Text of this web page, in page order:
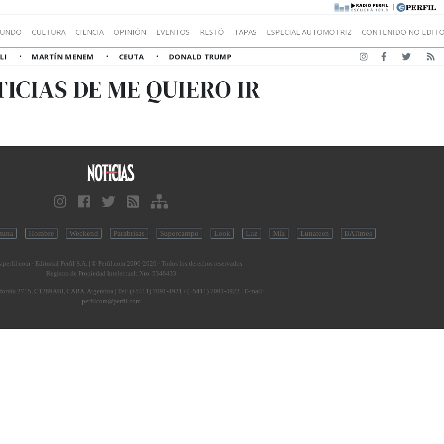
|
CULTURA CIENCIA OPINIÓN EVENTOS RESTÓ TAPAS ESPECIAL AUTOMOTRIZ CONTENIDO NO
MARTÍN MENEM CEUTA DONALD TRUMP
DE ME QUIERO IR
Hombre Weekend Parabrisas Supercampo Look Luz Mía Lunateen BATimes
- Editorial Perfil S.A. | © Perfil.com 2006-2026 - Todos los derechos reservados
Registro de Propiedad Intelectual: Nro. 5346433
2715, C1289ABI, CABA, Argentina | Tel: (+5411) 7091-4921 / (+5411) 7091-4922 | E-mail:
perfilcom@perfil.com